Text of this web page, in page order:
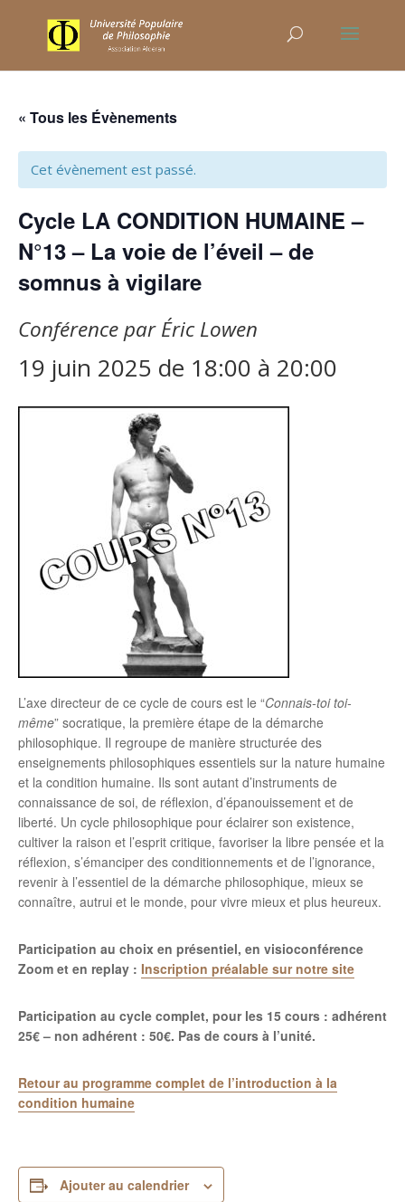
« Tous les Évènements
Cet évènement est passé.
Cycle LA CONDITION HUMAINE –
N°13 – La voie de l’éveil – de
somnus à vigilare
Conférence par Éric Lowen
19 juin 2025 de 18:00 à 20:00
L’axe directeur de ce cycle de cours est le “Connais-toi toi-
même” socratique, la première étape de la démarche
philosophique. Il regroupe de manière structurée des
enseignements philosophiques essentiels sur la nature humaine
et la condition humaine. Ils sont autant d’instruments de
connaissance de soi, de réflexion, d’épanouissement et de
liberté. Un cycle philosophique pour éclairer son existence,
cultiver la raison et l’esprit critique, favoriser la libre pensée et la
réflexion, s’émanciper des conditionnements et de l’ignorance,
revenir à l’essentiel de la démarche philosophique, mieux se
connaître, autrui et le monde, pour vivre mieux et plus heureux.
Participation au choix en présentiel, en visioconférence
Zoom et en replay : Inscription préalable sur notre site
Participation au cycle complet, pour les 15 cours : adhérent
25€ – non adhérent : 50€. Pas de cours à l’unité.
Retour au programme complet de l’introduction à la
condition humaine
Ajouter au calendrier